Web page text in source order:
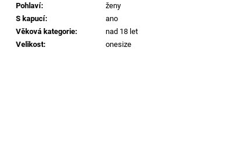
Pohlaví:
ženy
S kapucí:
ano
Věková kategorie:
nad 18 let
Velikost: onesize